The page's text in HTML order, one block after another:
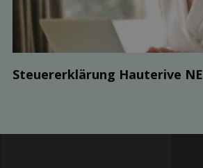
Steuer­erklärung Hauterive NE